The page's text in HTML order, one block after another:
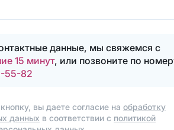
данные, мы свяжемся с
15 минут, или позвоните по
55-82
вы даете согласие наобработку
данных в соответствии с политикой